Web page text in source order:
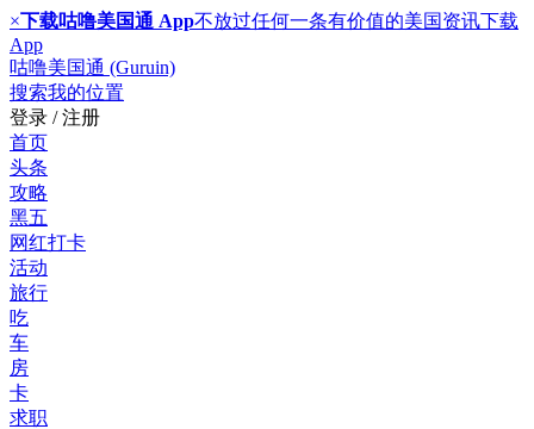
×下载咕噜美国通 App不放过任何一条有价值的美国资讯下载
App
咕噜美国通 (Guruin)
搜索我的位置
登录 / 注册
首页
头条
攻略
黑五
网红打卡
活动
旅行
吃
车
房
卡
求职